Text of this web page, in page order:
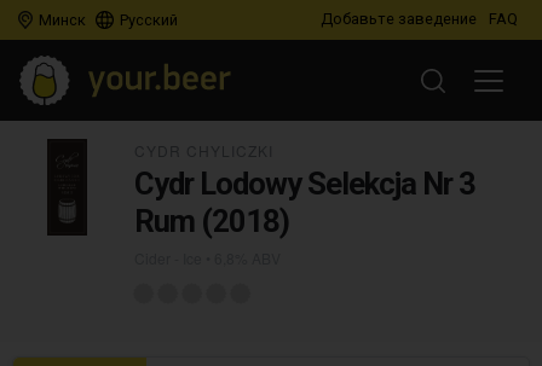
Минск Русский Добавьте заведение FAQ
Cydr Lodowy Selekcja Nr 3
Rum (2018)